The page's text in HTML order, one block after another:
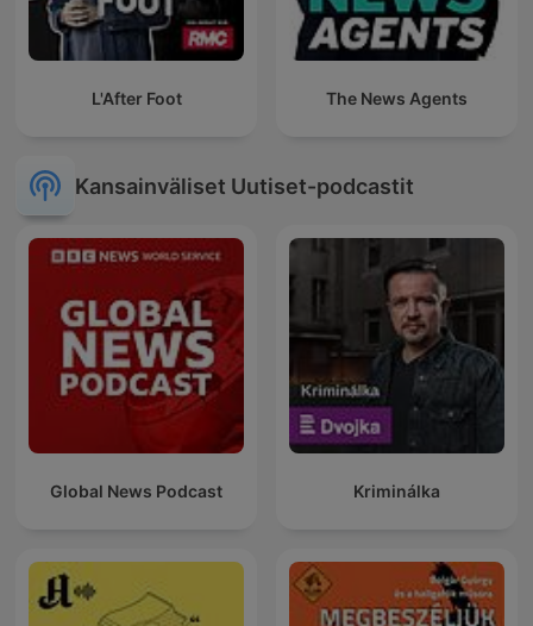
L'After Foot The News Agents
Kansainväliset Uutiset-podcastit
Global News Podcast Kriminálka